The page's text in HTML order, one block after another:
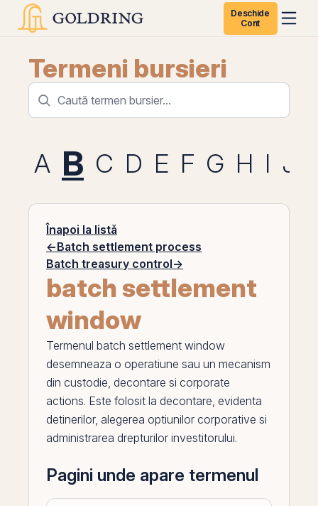
Deschide
Cont
Termeni bursieri
A B C D E F G H I J
Înapoi la listă
←Batch settlement process
Batch treasury control→
batch settlement
window
Termenul batch settlement window
desemneaza o operatiune sau un mecanism
din custodie, decontare si corporate
actions. Este folosit la decontare, evidenta
detinerilor, alegerea optiunilor corporative si
administrarea drepturilor investitorului.
Pagini unde apare termenul